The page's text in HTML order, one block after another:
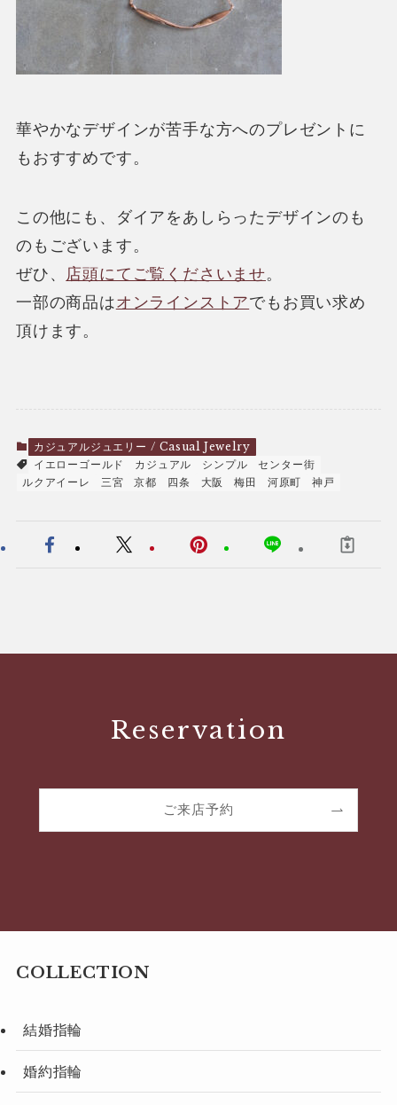
華やかなデザインが苦手な方へのプレゼントに
もおすすめです。
この他にも、ダイアをあしらったデザインのも
のもございます。
ぜひ、 店頭にてご覧くださいませ。
一部の商品はオンラインストアでもお買い求め
頂けます。
カジュアルジュエリー / Casual Jewelry
イエローゴールド
カジュアル シンプル
センター街
ルクアイーレ
三宮 京都 四条 大阪 梅田 河原町 神戸
Reservation
ご来店予約
COLLECTION
結婚指輪
婚約指輪